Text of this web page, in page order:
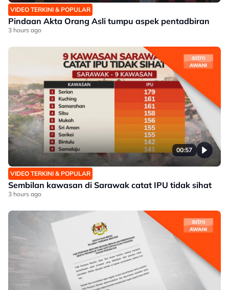
VIDEO TERKINI & POPULAR
Pindaan Akta Orang Asli tumpu aspek pentadbiran
3 hours ago
00:57
VIDEO TERKINI & POPULAR
Sembilan kawasan di Sarawak catat IPU tidak sihat
3 hours ago